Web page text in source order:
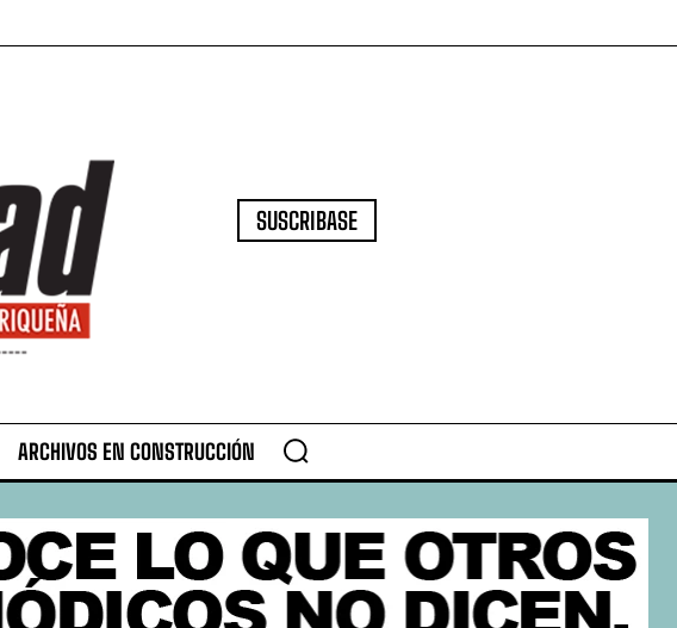
SUSCRIBASE
ARCHIVOS EN CONSTRUCCIÓN